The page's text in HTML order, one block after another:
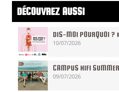
DÉCOUVREZ AUSSI
DIS-MOI POURQUOI ?
10/07/2026
CAMPUS HIFI
09/07/2026